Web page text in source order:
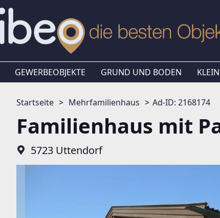
GEWERBEOBJEKTE GRUND UND BODEN
Startseite Mehrfamilienhaus Ad-ID: 2168174
Familienhaus mit
5723 Uttendorf